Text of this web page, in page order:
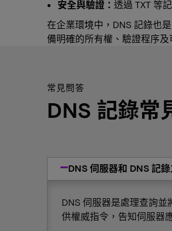
安全與驗證： 透過 TXT 等
在企業環境中，DNS 記錄也
備明確的所有權、驗證程序
常見問答
DNS 記錄常
DNS 伺服器和 DNS 記
DNS 伺服器是處理查詢
供權威指令，告知伺服器